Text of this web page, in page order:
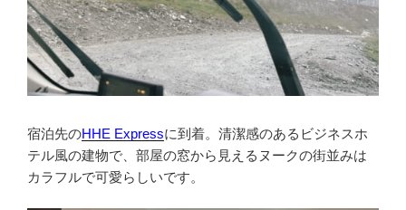
宿泊先のHHE Expressに到着。清潔感のあるビジネスホ
テル風の建物で、部屋の窓から見えるヌークの街並みは
カラフルで可愛らしいです。